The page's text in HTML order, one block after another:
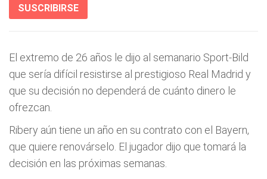
SUSCRIBIRSE
El extremo de 26 años le dijo al semanario Sport-Bild
que sería difícil resistirse al prestigioso Real Madrid y
que su decisión no dependerá de cuánto dinero le
ofrezcan.
Ribery aún tiene un año en su contrato con el Bayern,
que quiere renovárselo. El jugador dijo que tomará la
decisión en las próximas semanas.